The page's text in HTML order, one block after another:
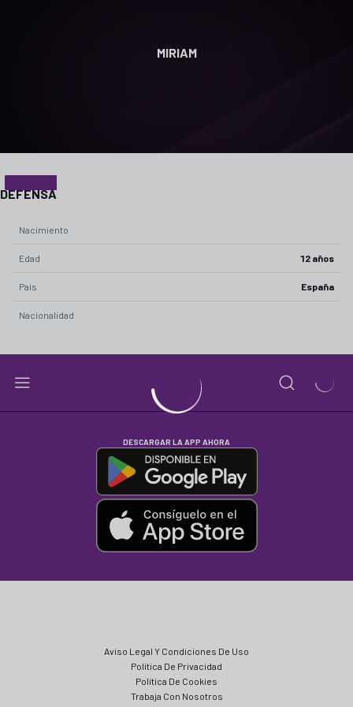
MIRIAM
21
DEFENSA
Nacimiento
Edad 12 años
País España
Nacionalidad
DESCARGAR LA APP AHORA
Aviso Legal Y Condiciones De Uso
Política De Privacidad
Política De Cookies
Trabaja Con Nosotros